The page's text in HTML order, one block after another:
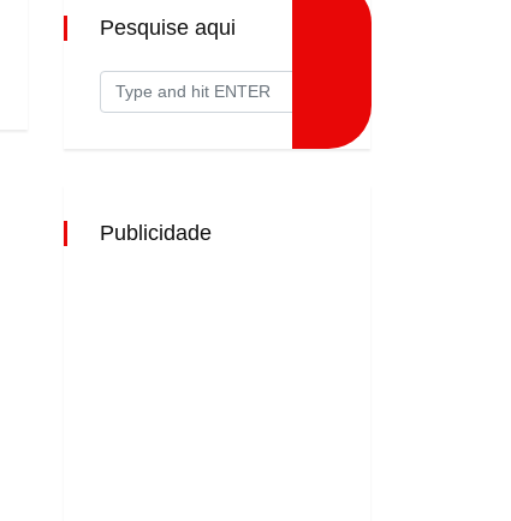
Pesquise aqui
Publicidade